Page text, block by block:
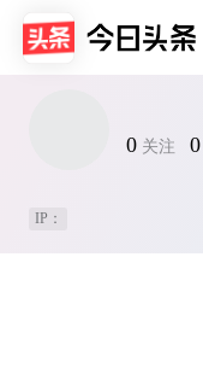
0 关注 0
IP：